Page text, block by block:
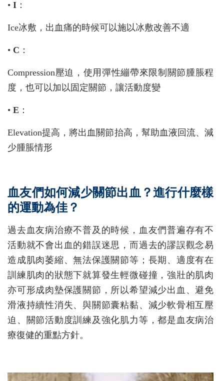
• I ：
Ice冰敷，出血痛的時候可以施以冰敷改善不適
• C ：
Compression壓迫，使用彈性繃帶來限制關節腫脹程
度，也可以加以固定關節，讓活動度變
• E ：
Elevation提高，將出血關節抬高，幫助血液回流、減
少腫脹情形
血友們如何減少關節出血？進行什麼樣
的運動為佳？
過去血友病治療不普及的時候，血友們普遍存有不
活動就不會出血的錯誤迷思，而過去的謬誤觀念易
造成肌肉萎縮、無法保護關節等；長期、適度有在
訓練肌肉的狀態下就算發生輕微碰撞，強壯的肌肉
亦可形成肉墊保護關節，所以希望減少出血、避免
滑液持續性消失、與關節囊粘黏、減少軟骨相互壓
迫、關節活動度訓練及強化肌力等，都是血友病治
療復健的重點方針。